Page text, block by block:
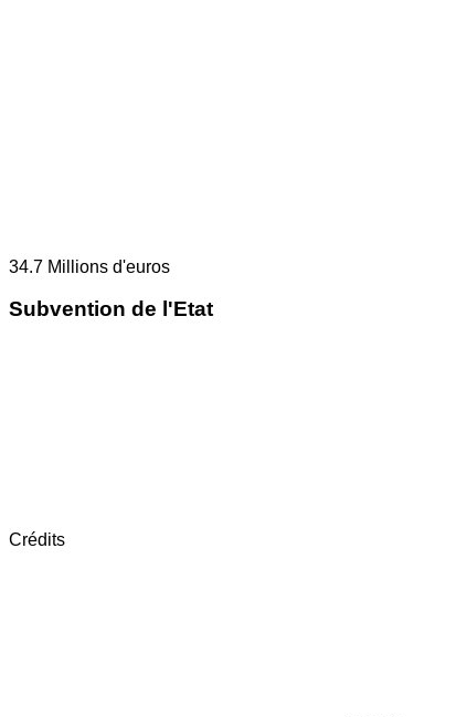
34.7 Millions d'euros
Subvention de l'Etat
Crédits